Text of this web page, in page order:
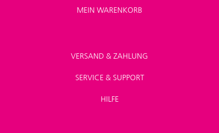
MEIN WARENKORB
VERSAND & ZAHLUNG
SERVICE & SUPPORT
HILFE